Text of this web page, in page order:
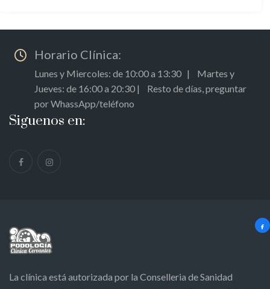
Horario Clínica:
Lunes y Miercoles: de 10:00 a 13:30 | Martes y
Jueves: de 16:00 a 20:30 | Resto de días, preguntar
por WhassApp/teléfono
Siguenos en:
La clínica está autorizada por la Conselleria de Sanidad